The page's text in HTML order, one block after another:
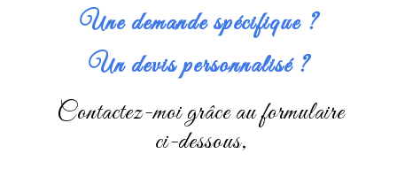
Une demande spécifique ?
Un devis personnalisé ?
Contactez-moi grâce au formulaire
ci-dessous,